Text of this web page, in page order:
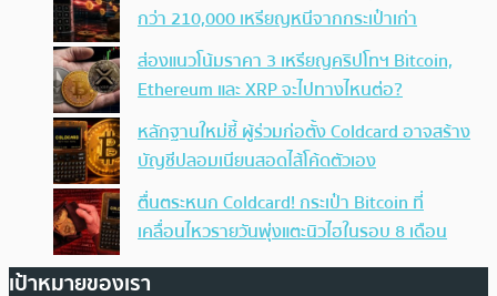
กว่า 210,000 เหรียญหนีจากกระเป๋าเก่า
ส่องแนวโน้มราคา 3 เหรียญคริปโทฯ Bitcoin,
Ethereum และ XRP จะไปทางไหนต่อ?
หลักฐานใหม่ชี้ ผู้ร่วมก่อตั้ง Coldcard อาจสร้าง
บัญชีปลอมเนียนสอดไส้โค้ดตัวเอง
ตื่นตระหนก Coldcard! กระเป๋า Bitcoin ที่
เคลื่อนไหวรายวันพุ่งแตะนิวไฮในรอบ 8 เดือน
เป้าหมายของเรา